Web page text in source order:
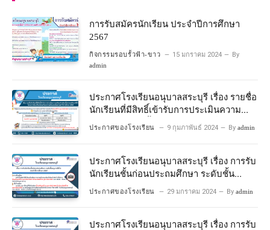
การรับสมัครนักเรียน ประจำปีการศึกษา
2567
กิจกรรมรอบรั้วฟ้า-ขาว 15 มกราคม 2024 By
admin
ประกาศโรงเรียนอนุบาลสระบุรี เรื่อง รายชื่อ
นักเรียนที่มีสิทธิ์เข้ารับการประเมินความ
พร้อมเข้าเรียนชั้นประถมศึกษาปีที่ 1
ประกาศของโรงเรียน 9 กุมภาพันธ์ 2024 By admin
ประกาศโรงเรียนอนุบาลสระบุรี เรื่อง การรับ
นักเรียนชั้นก่อนประถมศึกษา ระดับชั้น
ประกาศของโรงเรียน 29 มกราคม 2024 By admin
ประกาศโรงเรียนอนุบาลสระบุรี เรื่อง การรับ